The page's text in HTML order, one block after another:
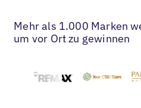
Mehr als 1.000 Marken
um vor Ort zu gewinnen